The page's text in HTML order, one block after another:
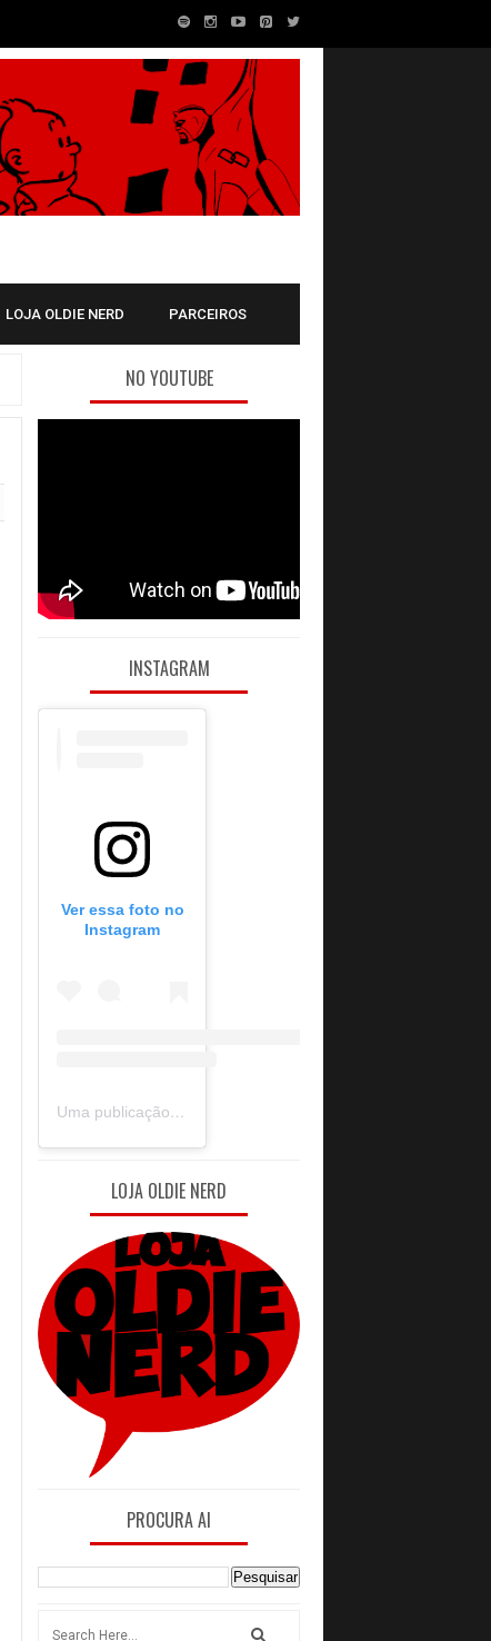
LOJA OLDIE NERD PARCEIROS
NO YOUTUBE
INSTAGRAM
Ver essa foto no
Instagram
Uma publicação compartilhada por Oldie Nerd (@oldie_nerd)
LOJA OLDIE NERD
PROCURA AI